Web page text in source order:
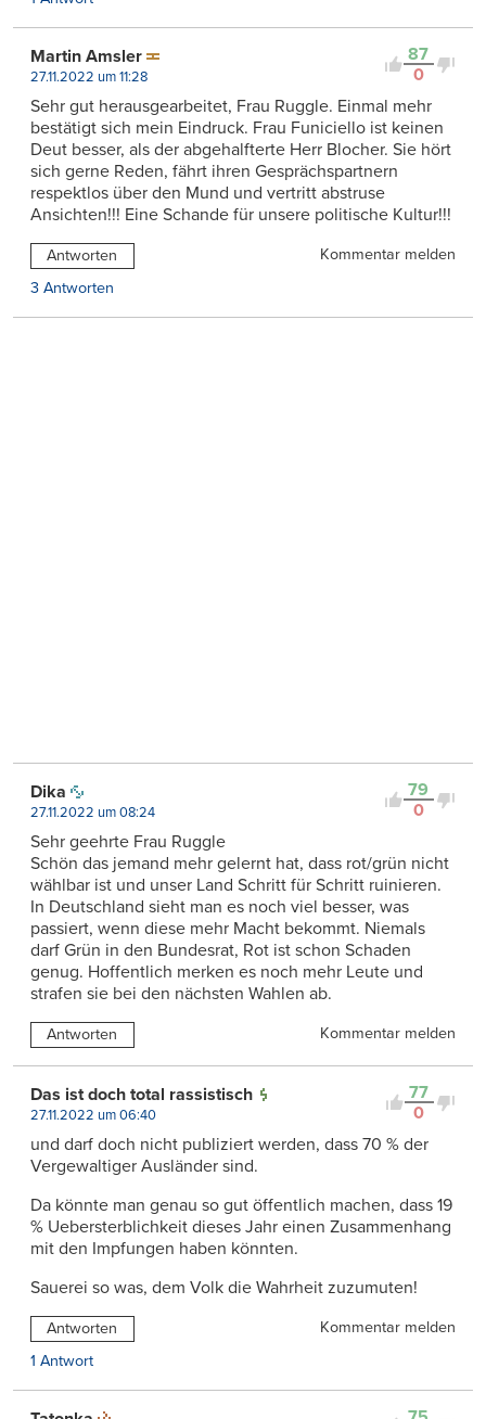
87
0
Martin Amsler
27.11.2022 um 11:28
Sehr gut herausgearbeitet, Frau Ruggle. Einmal mehr
bestätigt sich mein Eindruck. Frau Funiciello ist keinen
Deut besser, als der abgehalfterte Herr Blocher. Sie hört
sich gerne Reden, fährt ihren Gesprächspartnern
respektlos über den Mund und vertritt abstruse
Ansichten!!! Eine Schande für unsere politische Kultur!!!
Antworten
Kommentar melden
3 Antworten
79
0
Dika
27.11.2022 um 08:24
Sehr geehrte Frau Ruggle
Schön das jemand mehr gelernt hat, dass rot/grün nicht
wählbar ist und unser Land Schritt für Schritt ruinieren.
In Deutschland sieht man es noch viel besser, was
passiert, wenn diese mehr Macht bekommt. Niemals
darf Grün in den Bundesrat, Rot ist schon Schaden
genug. Hoffentlich merken es noch mehr Leute und
strafen sie bei den nächsten Wahlen ab.
Antworten Kommentar melden
77
0
Das ist doch total rassistisch
27.11.2022 um 06:40
und darf doch nicht publiziert werden, dass 70 % der
Vergewaltiger Ausländer sind.
Da könnte man genau so gut öffentlich machen, dass 19
% Uebersterblichkeit dieses Jahr einen Zusammenhang
mit den Impfungen haben könnten.
Sauerei so was, dem Volk die Wahrheit zuzumuten!
Antworten
Kommentar melden
1 Antwort